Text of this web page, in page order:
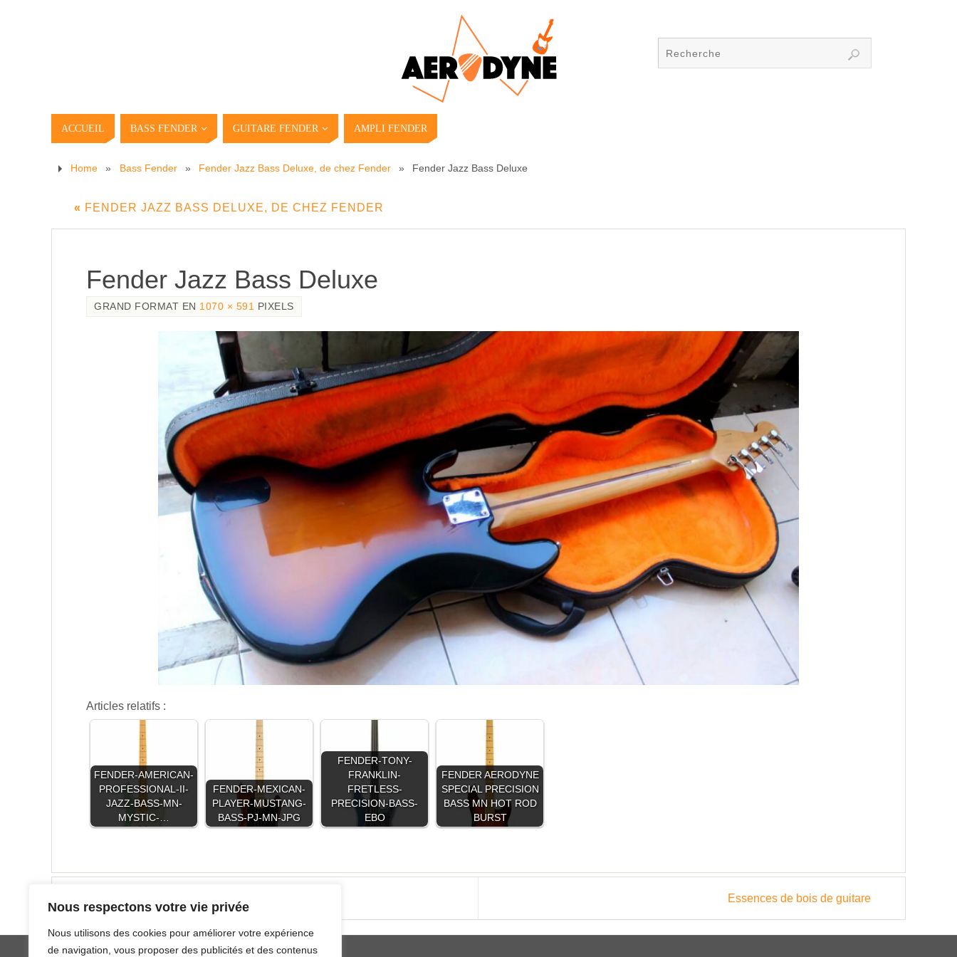
Nous respectons votre vie privée
Nous utilisons des cookies pour améliorer votre expérience
de navigation, vous proposer des publicités et des contenus
ACCUEIL BASS FENDER GUITARE FENDER AMPLI FENDER
Home » Bass Fender » Fender Jazz Bass Deluxe, de chez Fender » Fender Jazz Bass Deluxe
« FENDER JAZZ BASS DELUXE, DE CHEZ FENDER
Fender Jazz Bass Deluxe
GRAND FORMAT EN 1070 × 591 PIXELS
Articles relatifs :
FENDER-AMERICAN-
PROFESSIONAL-II-
JAZZ-BASS-MN-
MYSTIC-…
FENDER-MEXICAN-
PLAYER-MUSTANG-
BASS-PJ-MN-JPG
FENDER-TONY-
FRANKLIN-
FRETLESS-
PRECISION-BASS-
EBO
FENDER AERODYNE
SPECIAL PRECISION
BASS MN HOT ROD
BURST
Essences de bois de guitare